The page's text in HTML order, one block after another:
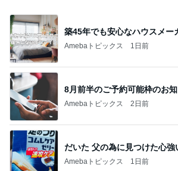
築45年でも安心なハウスメー
Amebaトピックス 1日前
8月前半のご予約可能枠のお
Amebaトピックス 2日前
だいた 父の為に見つけた心強
Amebaトピックス 1日前